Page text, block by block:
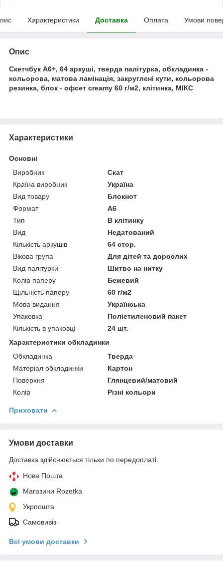
Характеристики Доставка Оплата Умови
Опис
Скетчбук А6+, 64 аркуші, тверда палітурка, обкладинка -
кольорова, матова ламінація, закруглені кути, кольорова
резинка, блок - офсет creamy 60 г/м2, клітинка, МІКС
Характеристики
Основні
Виробник
Скат
Країна виробник
Україна
Вид товару
Блокнот
Формат
A6
Тип
В клітинку
Вид
Недатований
Кількість аркушів
64 стор.
Вікова група
Для дітей та дорослих
Вид палітурки
Шитво на нитку
Колір паперу
Бежевий
Щільність паперу
60 г/м2
Мова видання
Українська
Упаковка
Поліетиленовий пакет
Кількість в упаковці
24 шт.
Характеристики обкладинки
Обкладинка
Тверда
Матеріал обкладинки
Картон
Поверхня
Глянцевий/матовий
Колір
Різні кольори
Приховати
Умови доставки
Доставка здійснюється тільки по передоплаті.
Нова Пошта
Магазини Rozetka
Укрпошта
Самовивіз
Всі умови доставки